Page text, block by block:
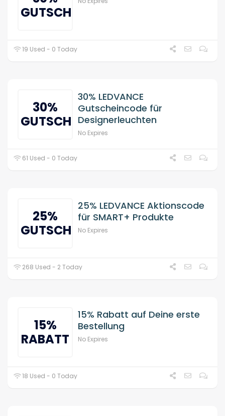
GUTSCHEIN
19 Used - 0 Today
30%
GUTSCHEIN
30% LEDVANCE
Gutscheincode für
Designerleuchten
No Expires
61 Used - 0 Today
25%
GUTSCHEIN
25% LEDVANCE Aktionscode
für SMART+ Produkte
No Expires
268 Used - 2 Today
15%
RABATT
15% Rabatt auf Deine erste
Bestellung
No Expires
18 Used - 0 Today